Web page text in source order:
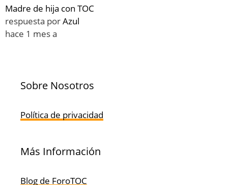
Madre de hija con TOC
respuesta porAzul
hace 1 mes a
Sobre Nosotros
Política de privacidad
Más Información
Blog de ForoTOC